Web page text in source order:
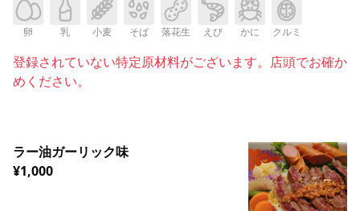
卵 乳 小麦 そば 落花生 えび かに クルミ
登録されていない特定原材料がございます。店頭でお確か
めください。
ラー油ガーリック味
¥1,000